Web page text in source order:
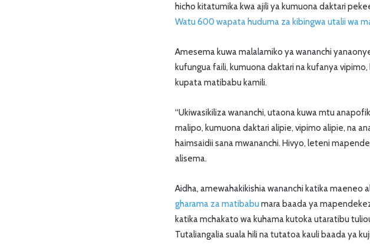
hicho kitatumika kwa ajili ya kumuona daktari
Watu 600 wapata huduma za kibingwa utalii wa
Amesema kuwa malalamiko ya wananchi
kufungua faili, kumuona daktari na kufanya
kupata matibabu kamili.
“Ukiwasikiliza wananchi, utaona kuwa mtu
malipo, kumuona daktari alipie, vipimo alipie, na
haimsaidii sana mwananchi. Hivyo, leteni
alisema.
Aidha, amewahakikishia wananchi katika
gharama za matibabu mara baada ya
katika mchakato wa kuhama kutoka utaratibu
Tutaliangalia suala hili na tutatoa kauli baada ya